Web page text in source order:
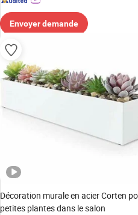
Envoyer demande
Décoration murale en acier Corten
petites plantes dans le salon